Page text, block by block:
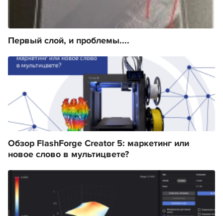
Первый слой, и проблемы....
Обзор FlashForge Creator 5: маркетинг или
новое слово в мультицвете?